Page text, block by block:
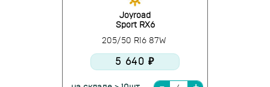
Joyroad
Sport RX6
205/50 R16 87W
5 640 ₽